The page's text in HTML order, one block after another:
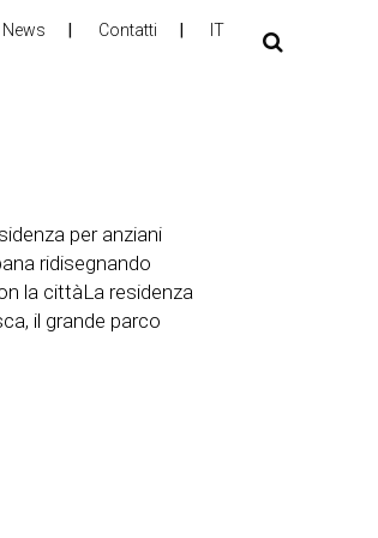
News Contatti IT
per anziani
ridisegnando
la cittàLa residenza
il grande parco